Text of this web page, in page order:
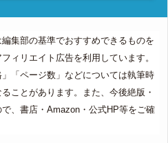
集部の基準でおすすめできるものを
ィリエイト広告を利用しています。
「ページ数」などについては執筆時
ことがあります。また、今後絶版・
、書店・Amazon・公式HP等をご確